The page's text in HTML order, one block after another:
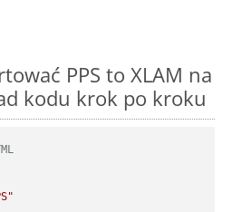
PPS to XLAM na
kodu krok po kroku